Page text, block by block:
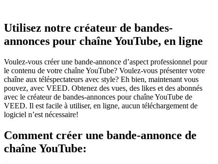
Utilisez notre créateur de bandes-
annonces pour chaîne YouTube, en ligne
Voulez-vous créer une bande-annonce d’aspect professionnel pour
le contenu de votre chaîne YouTube? Voulez-vous présenter votre
chaîne aux téléspectateurs avec style? Eh bien, maintenant vous
pouvez, avec VEED. Obtenez des vues, des likes et des abonnés
avec le créateur de bandes-annonces pour chaîne YouTube de
VEED. Il est facile à utiliser, en ligne, aucun téléchargement de
logiciel n’est nécessaire!
Comment créer une bande-annonce de
chaîne YouTube: